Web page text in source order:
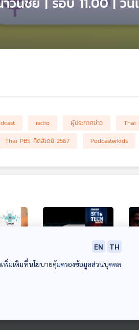
radio ผู้ประกาศข่าว Thai
Thai PBS คิดส์เดย์ 2567 Podcasterkids
EN
TH
พิ่มเติมที่นโยบายคุ้มครองข้อมูลส่วนบุคคล